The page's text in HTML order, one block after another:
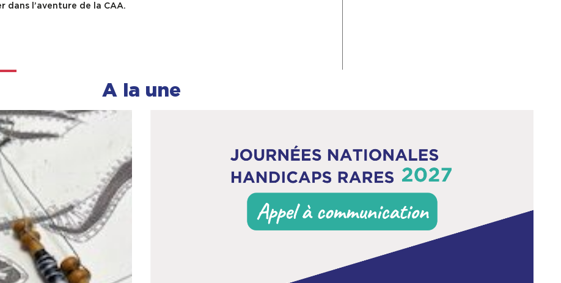
dans l’aventure de la CAA.
A la une